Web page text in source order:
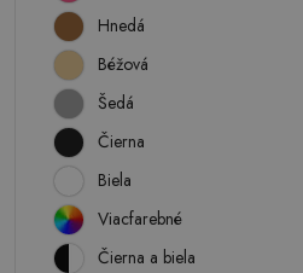
Hnedá
Béžová
Šedá
Čierna
Biela
Viacfarebné
Čierna a biela